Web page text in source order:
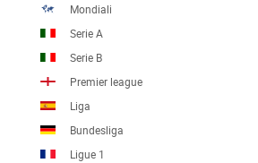
Mondiali
Serie A
Serie B
Premier league
Liga
Bundesliga
Ligue 1